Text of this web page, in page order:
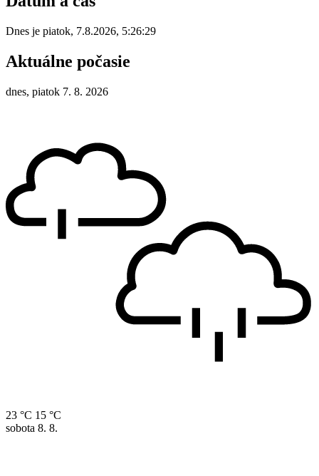
Dnes je piatok, 7.8.2026, 5:26:29
Aktuálne počasie
dnes, piatok 7. 8. 2026
23 °C 15 °C
sobota 8. 8.